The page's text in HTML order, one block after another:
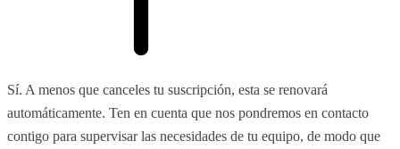
Sí. A menos que canceles tu suscripción, esta se renovará
automáticamente. Ten en cuenta que nos pondremos en contacto
contigo para supervisar las necesidades de tu equipo, de modo que